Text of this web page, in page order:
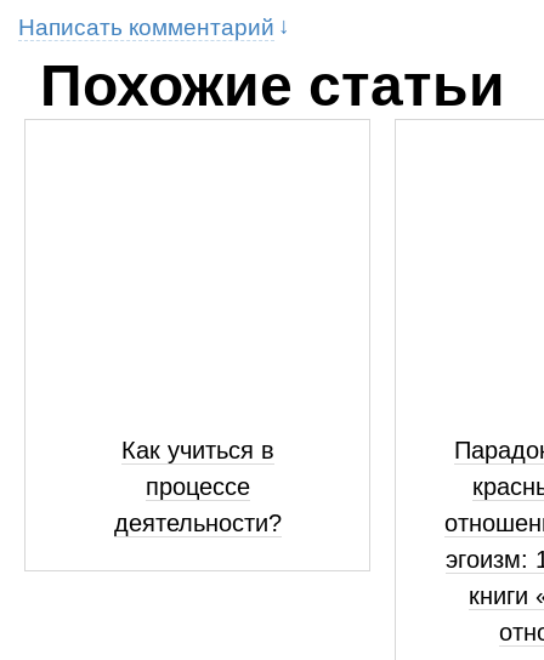
Написать комментарий
Похожие статьи
Как учиться в
процессе
деятельности?
эгоизм:
книги